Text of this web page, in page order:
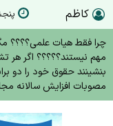
کاظم پنجشنبه
چرا فقط هیات علمی؟؟؟؟
مهم نیستند؟؟؟؟؟ اگر هر
بنشینند حقوق خود را دو
مصوبات افزایش سالانه